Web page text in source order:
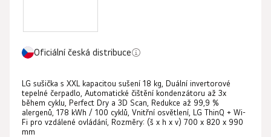
Oficiální česká distribuce
LG sušička s XXL kapacitou sušení 18 kg, Duální invertorové
tepelné čerpadlo, Automatické čištění kondenzátoru až 3x
během cyklu, Perfect Dry a 3D Scan, Redukce až 99,9 %
alergenů, 178 kWh / 100 cyklů, Vnitřní osvětlení, LG ThinQ + Wi-
Fi pro vzdálené ovládání, Rozměry: (š x h x v) 700 x 820 x 990
mm